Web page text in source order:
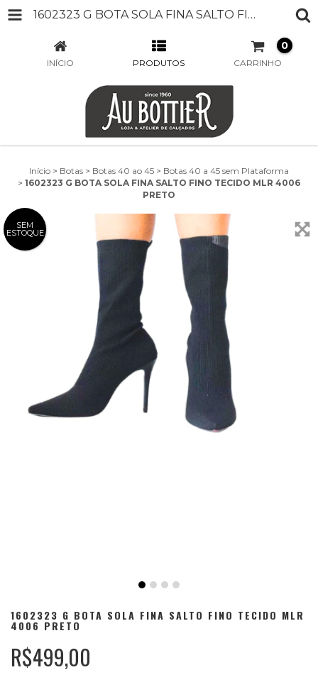
1602323 G BOTA SOLA FINA SALTO FINO TECIDO MLR 4006 PRETO
INÍCIO PRODUTOS CARRINHO
0
Início > Botas > Botas 40 ao 45 > Botas 40 a 45 sem Plataforma
> 1602323 G BOTA SOLA FINA SALTO FINO TECIDO MLR 4006
PRETO
SEM
ESTOQUE
1602323 G BOTA SOLA FINA SALTO FINO TECIDO MLR
4006 PRETO
R$499,00